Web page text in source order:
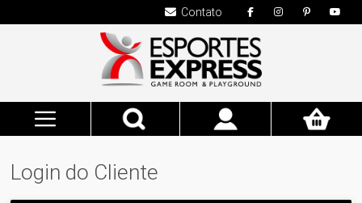
Contato
Carrinho
Pesquisa
Login do Cliente